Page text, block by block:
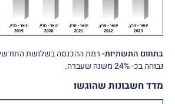
בתחום התשתיות-רמת ההכנסה בשלושת
גבוהה בכ- 24% משנה שעברה.
מדד חשבונות שהוגשו